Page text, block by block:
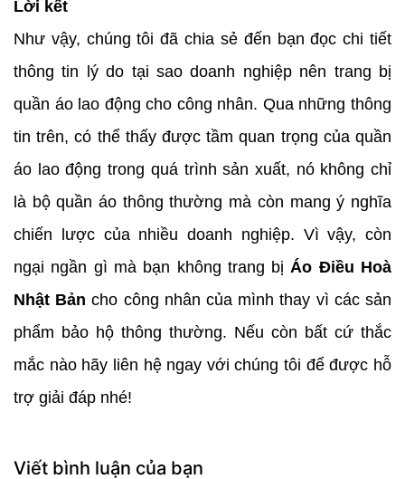
Lời kết
Như vậy, chúng tôi đã chia sẻ đến bạn đọc chi tiết
thông tin lý do tại sao doanh nghiệp nên trang bị
quần áo lao động cho công nhân. Qua những thông
tin trên, có thể thấy được tầm quan trọng của quần
áo lao động trong quá trình sản xuất, nó không chỉ
là bộ quần áo thông thường mà còn mang ý nghĩa
chiến lược của nhiều doanh nghiệp. Vì vậy, còn
ngại ngần gì mà bạn không trang bịÁo Điều Hoà
Nhật Bản cho công nhân của mình thay vì các sản
phẩm bảo hộ thông thường. Nếu còn bất cứ thắc
mắc nào hãy liên hệ ngay với chúng tôi để được hỗ
trợ giải đáp nhé!
Viết bình luận của bạn